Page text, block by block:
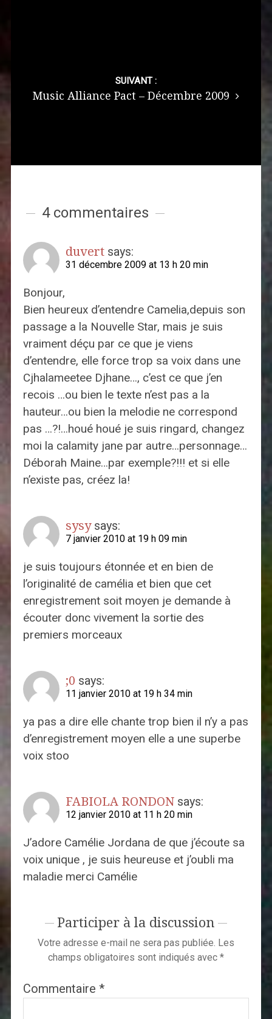
SUIVANT :
Music Alliance Pact – Décembre 2009
4 commentaires
duvert says:
31 décembre 2009 at 13 h 20 min
Bonjour,
Bien heureux d’entendre Camelia,depuis son
passage a la Nouvelle Star, mais je suis
vraiment déçu par ce que je viens
d’entendre, elle force trop sa voix dans une
Cjhalameetee Djhane…, c’est ce que j’en
recois …ou bien le texte n’est pas a la
hauteur…ou bien la melodie ne correspond
pas …?!…houé houé je suis ringard, changez
moi la calamity jane par autre…personnage…
Déborah Maine…par exemple?!!! et si elle
n’existe pas, créez la!
sysy says:
7 janvier 2010 at 19 h 09 min
je suis toujours étonnée et en bien de
l’originalité de camélia et bien que cet
enregistrement soit moyen je demande à
écouter donc vivement la sortie des
premiers morceaux
;0 says:
11 janvier 2010 at 19 h 34 min
ya pas a dire elle chante trop bien il n’y a pas
d’enregistrement moyen elle a une superbe
voix stoo
FABIOLA RONDON says:
12 janvier 2010 at 11 h 20 min
J’adore Camélie Jordana de que j’écoute sa
voix unique , je suis heureuse et j’oubli ma
maladie merci Camélie
Participer à la discussion
Votre adresse e-mail ne sera pas publiée. Les
champs obligatoires sont indiqués avec *
Commentaire *